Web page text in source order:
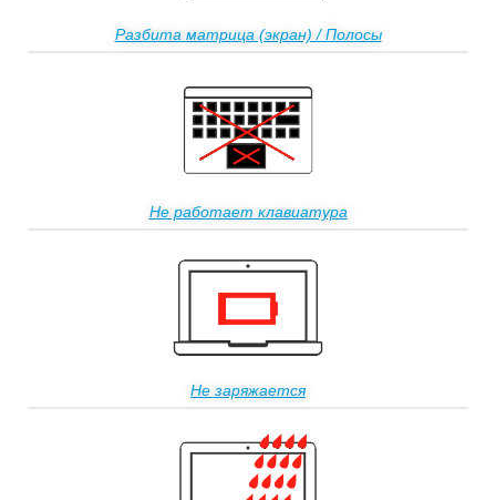
Разбита матрица (экран) / Полосы
Не работает клавиатура
Не заряжается